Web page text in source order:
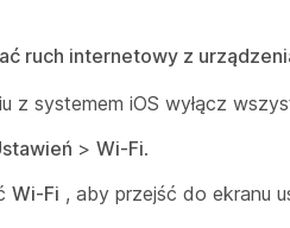
ruch internetowy z
z systemem iOS wyłącz
> Wi-Fi.
Wi-Fi , aby przejść do ekranu